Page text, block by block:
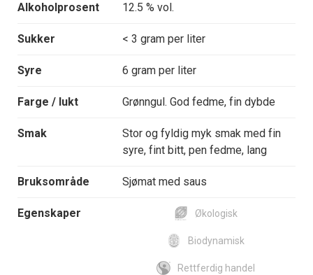
Alkoholprosent 12.5 % vol.
Sukker < 3 gram per liter
Syre 6 gram per liter
Farge / lukt Grønngul. God fedme, fin dybde
Smak
Stor og fyldig myk smak med fin
syre, fint bitt, pen fedme, lang
Bruksområde Sjømat med saus
Egenskaper Økologisk
Biodynamisk
Rettferdig handel